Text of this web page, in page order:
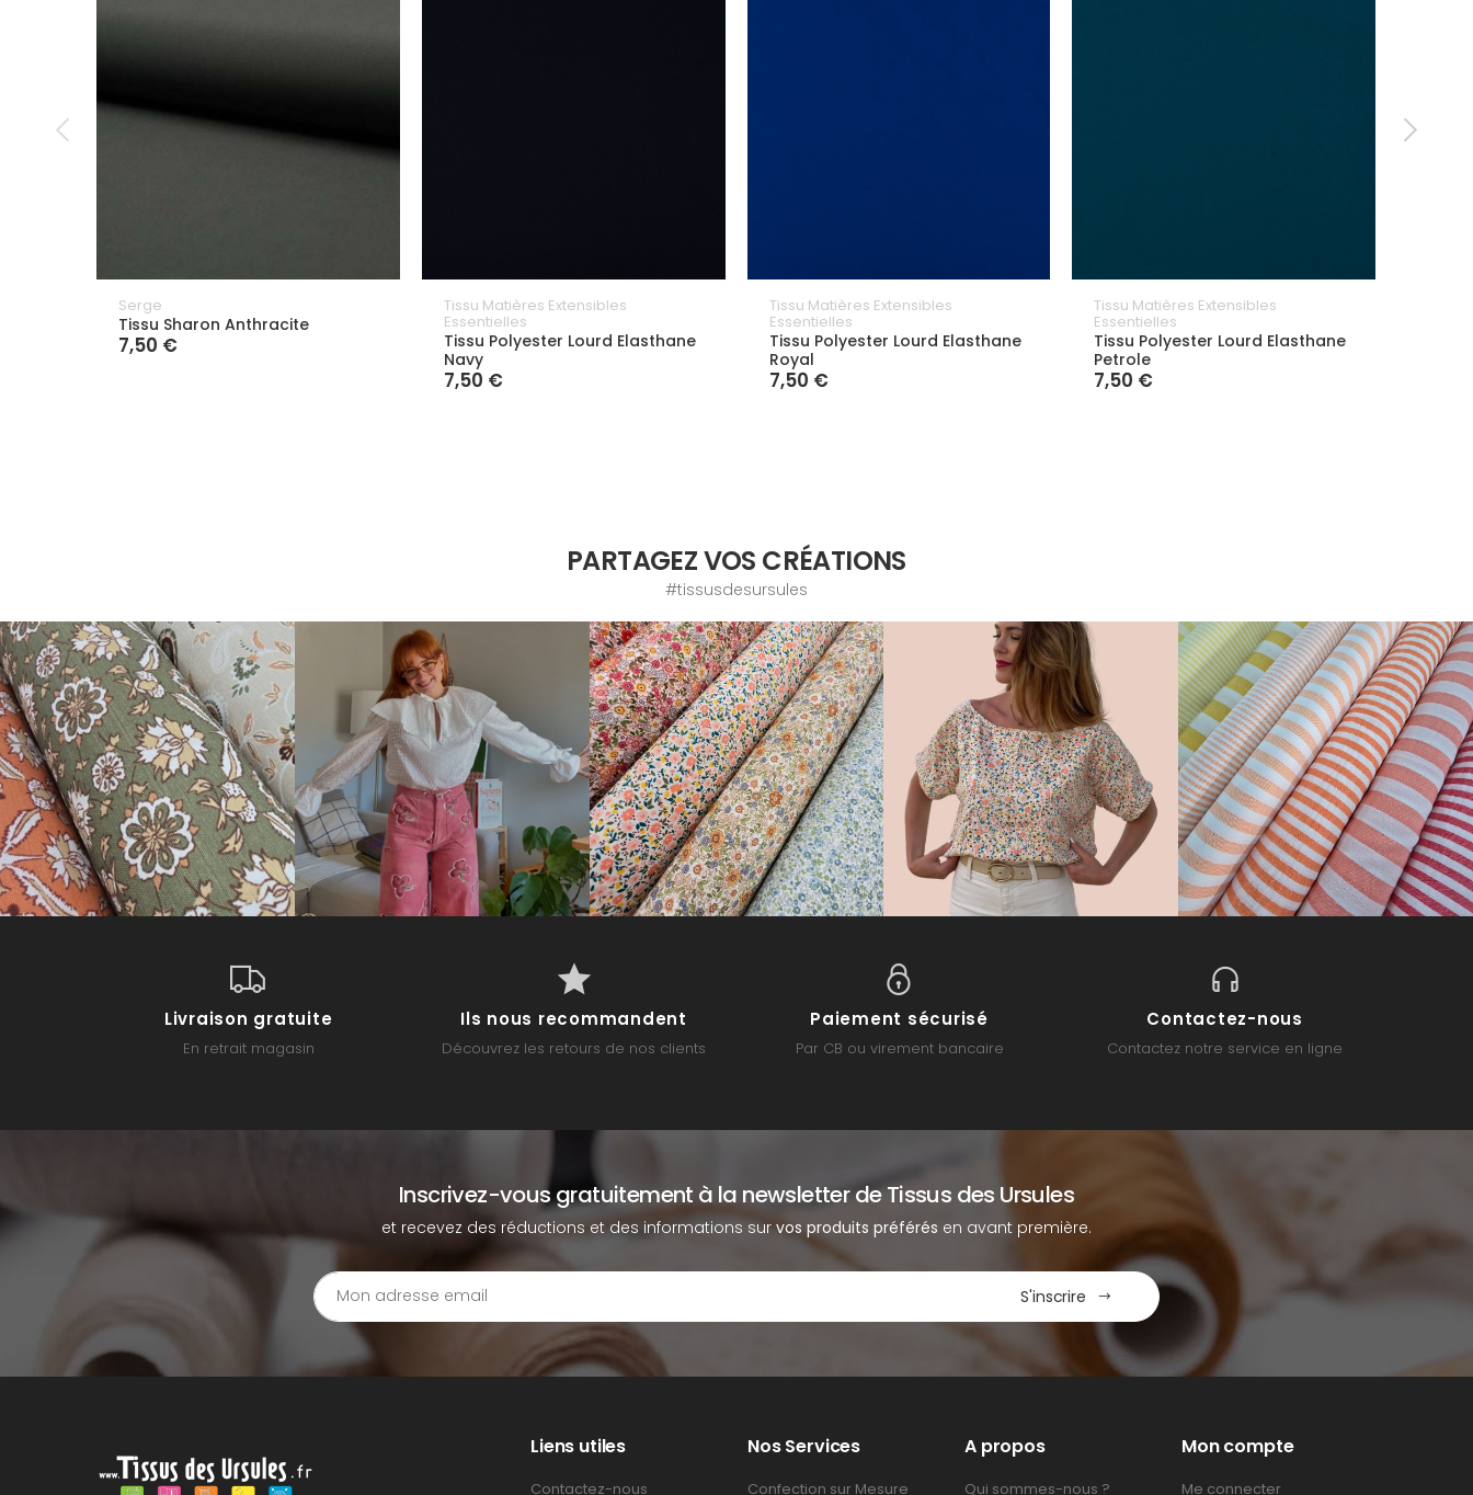
Serge
Tissu Sharon Anthracite
7,50 €
Tissu Matières Extensibles
Essentielles
Tissu Polyester Lourd Elasthane
Navy
7,50 €
Tissu Matières Extensibles
Essentielles
Tissu Polyester Lourd Elasthane
Royal
7,50 €
Tissu Matières Extensibles
Essentielles
Tissu Polyester Lourd Elasthane
Petrole
7,50 €
PARTAGEZ VOS CRÉATIONS
#tissusdesursules
Livraison gratuite
En retrait magasin
Ils nous recommandent
Découvrez les retours de nos clients
Paiement sécurisé
Par CB ou virement bancaire
Contactez-nous
Contactez notre service en ligne
Inscrivez-vous gratuitement à la newsletter de Tissus des Ursules
et recevez des réductions et des informations survos produits préférés en avant première.
S'inscrire
Liens utiles
Contactez-nous
Nos Services
Confection sur Mesure
A propos
Qui sommes-nous ?
Mon compte
Me connecter